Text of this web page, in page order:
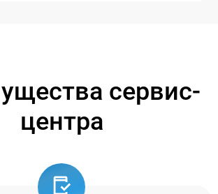
сервис-
центра